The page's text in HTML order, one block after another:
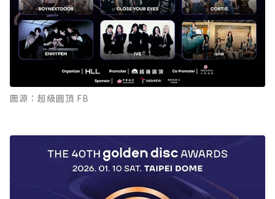
圖源：超級圓頂 FB